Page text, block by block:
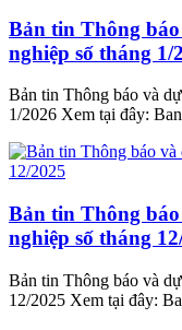
Bản tin Thông
nghiệp số tháng 1/
Bản tin Thông báo và
1/2026 Xem tại đây:
Bản tin Thông
nghiệp số tháng
Bản tin Thông báo và
12/2025 Xem tại đây: